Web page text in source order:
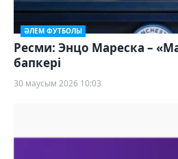
ӘЛЕМ ФУТБОЛЫ
Ресми: Энцо Мареска –
бапкері
30 маусым 2026 10:03